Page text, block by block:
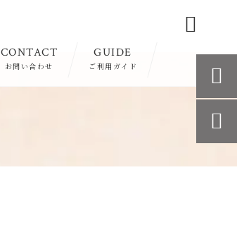
CONTACT
お問い合わせ
GUIDE
ご利用ガイド


